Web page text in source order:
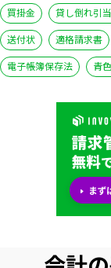
買掛金
貸し倒れ引
送付状
適格請求書
電子帳簿保存法
青